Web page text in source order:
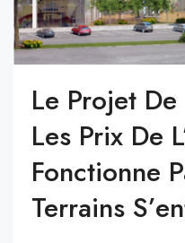
Le Projet
Les Prix De
Fonctionne
Terrains